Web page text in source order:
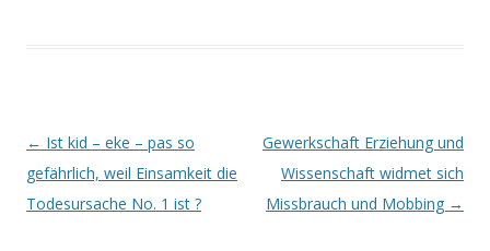
Beitrags-
Navigation
← Ist kid – eke – pas so
gefährlich, weil Einsamkeit die
Todesursache No. 1 ist ?
Gewerkschaft Erziehung und
Wissenschaft widmet sich
Missbrauch und Mobbing →